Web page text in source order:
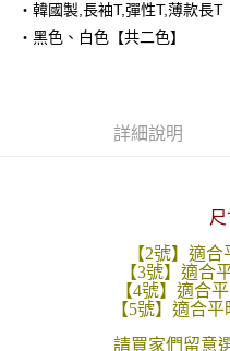
Google Pay
AFTEE先享後付是「在收到商品
３．安心：先確認商品／服務後，
【「AFTEE先享後付」結帳流程】
１．於結帳方式選擇「AFTEE先
結帳頁面，進行簡訊認證並確認
２．訂單成立數日內，您將收到繳
３．收到繳費通知簡訊後14天內
每筆NT$80，滿NT$1,800(含
先付款後全家取貨
每筆NT$80，滿NT$1,800(含以
‧韓國製,長袖T,彈性T,薄款長T
‧黑色、白色【共二色】
詳細說明
【2號】適
【3號】適合
【4號】適合
【5號】適合
請買家們留意